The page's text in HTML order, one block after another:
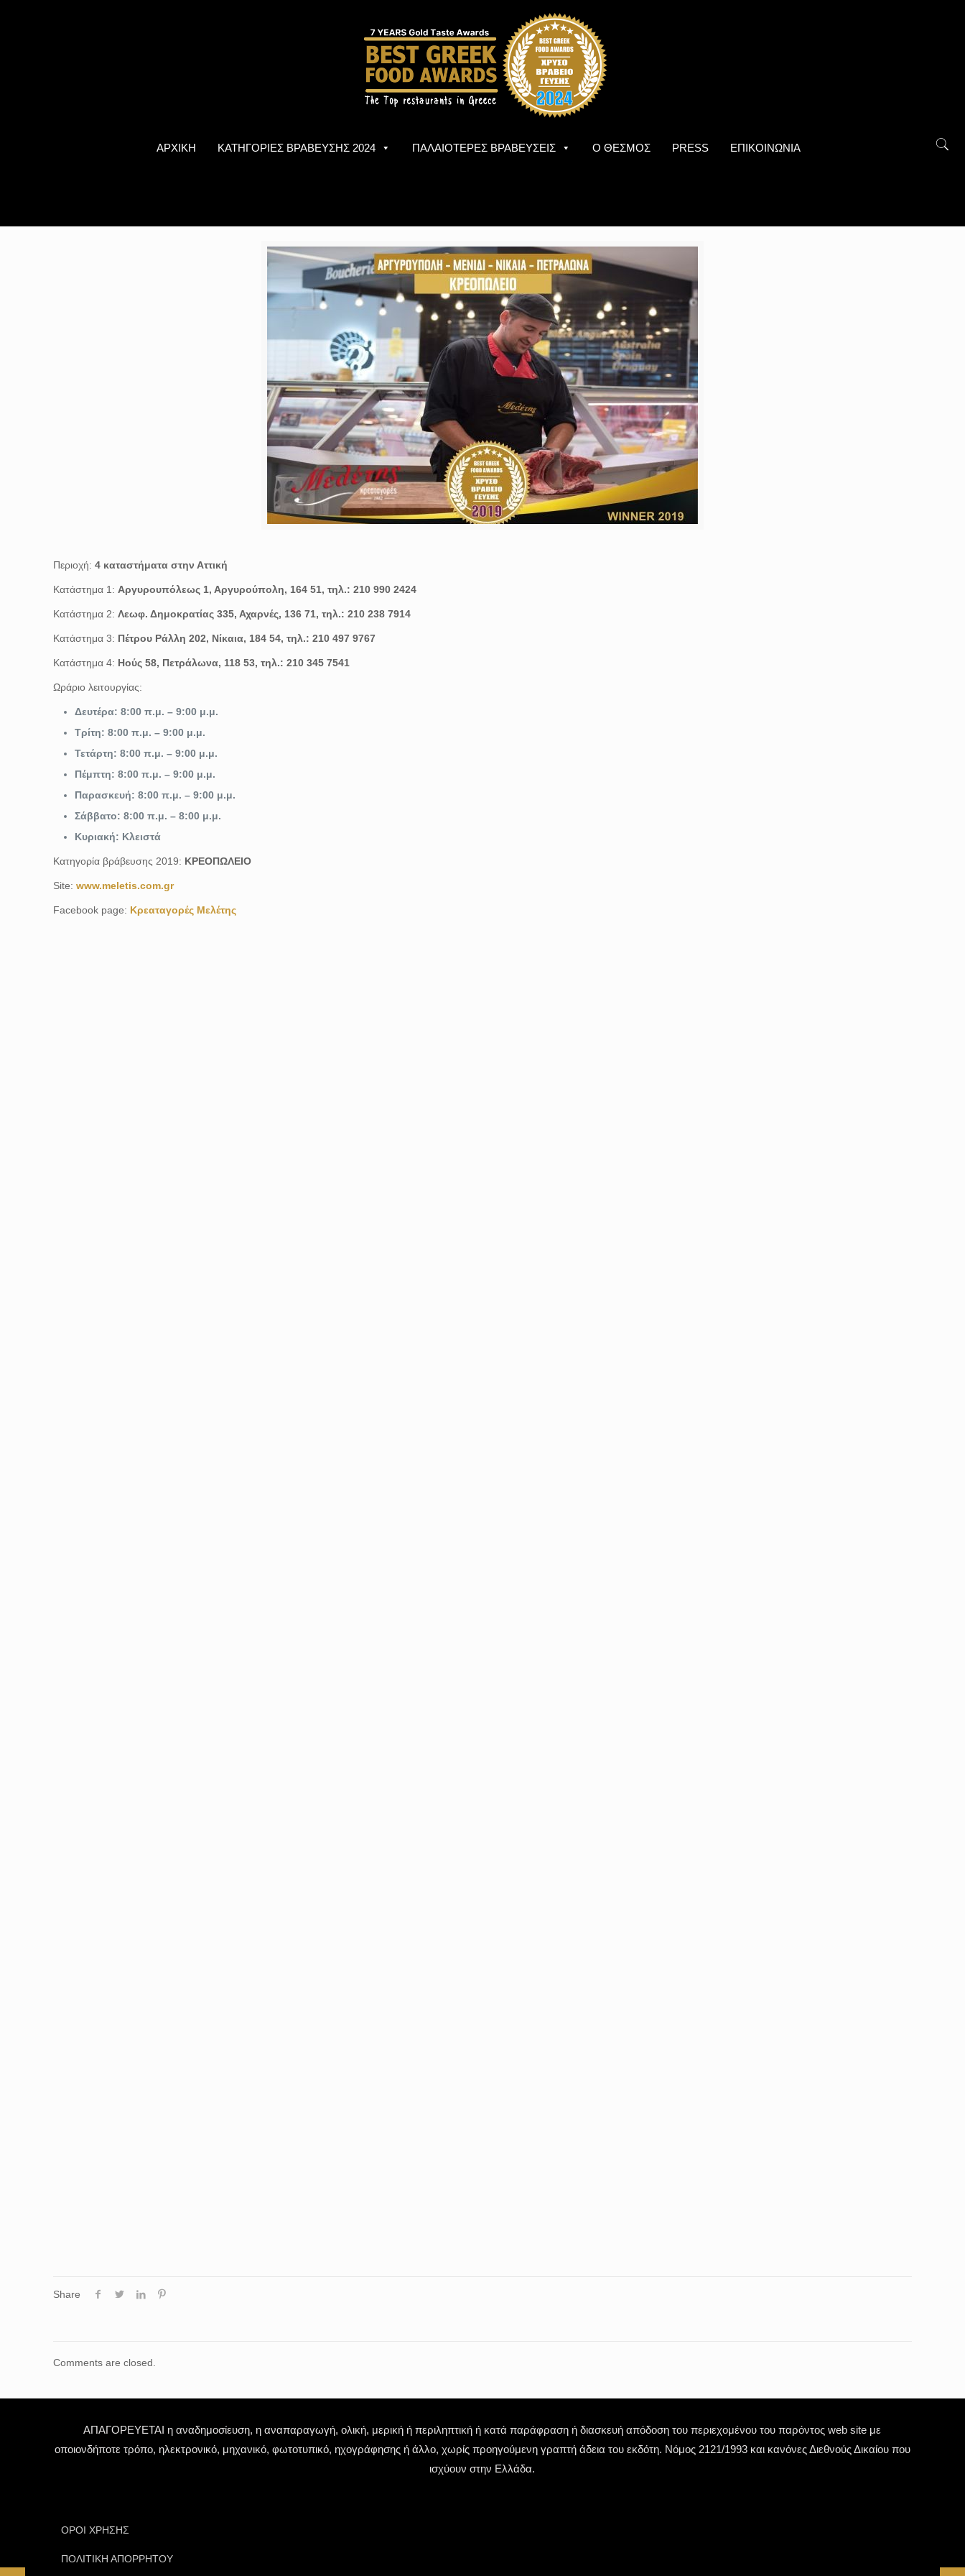
ΑΡΧΙΚΗ ΚΑΤΗΓΟΡΙΕΣ ΒΡΑΒΕΥΣΗΣ 2024 ΠΑΛΑΙΟΤΕΡΕΣ ΒΡΑΒΕΥΣΕΙΣ Ο ΘΕΣΜΟΣ PRESS ΕΠΙΚΟΙΝΩΝΙΑ
Περιοχή:4 καταστήματα στην Αττική
Κατάστημα 1: Αργυρουπόλεως 1, Αργυρούπολη, 164 51, τηλ.: 210 990 2424
Κατάστημα 2:Λεωφ. Δημοκρατίας 335, Αχαρνές, 136 71, τηλ.: 210 238 7914
Κατάστημα 3: Πέτρου Ράλλη 202, Νίκαια, 184 54, τηλ.: 210 497 9767
Κατάστημα 4: Ηούς 58, Πετράλωνα, 118 53, τηλ.: 210 345 7541
Ωράριο λειτουργίας:
Δευτέρα: 8:00 π.μ. – 9:00 μ.μ.
Τρίτη: 8:00 π.μ. – 9:00 μ.μ.
Τετάρτη: 8:00 π.μ. – 9:00 μ.μ.
Πέμπτη: 8:00 π.μ. – 9:00 μ.μ.
Παρασκευή: 8:00 π.μ. – 9:00 μ.μ.
Σάββατο: 8:00 π.μ. – 8:00 μ.μ.
Κυριακή: Κλειστά
Κατηγορία βράβευσης 2019: ΚΡΕΟΠΩΛΕΙΟ
Site:www.meletis.com.gr
Facebook page: Κρεαταγορές Μελέτης
Share
Comments are closed.
ΑΠΑΓΟΡΕΥΕΤΑΙ η αναδημοσίευση, η αναπαραγωγή, ολική, μερική ή περιληπτική ή κατά παράφραση ή διασκευή απόδοση του περιεχομένου του παρόντος web site με
οποιονδήποτε τρόπο, ηλεκτρονικό, μηχανικό, φωτοτυπικό, ηχογράφησης ή άλλο, χωρίς προηγούμενη γραπτή άδεια του εκδότη. Νόμος 2121/1993 και κανόνες Διεθνούς Δικαίου που
ισχύουν στην Ελλάδα.
ΟΡΟΙ ΧΡΗΣΗΣ
ΠΟΛΙΤΙΚΗ ΑΠΟΡΡΗΤΟΥ